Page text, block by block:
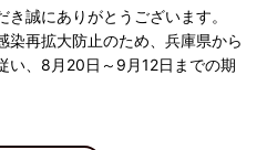
誠にありがとうございます。
染再拡大防止のため、兵庫県から
い、8月20日～9月12日までの期